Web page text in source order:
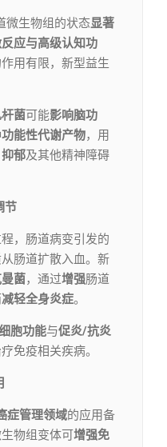
微生物组的状态显著
应与高级认知功
用有限，新型益生
菌可能影响脑功
功能性代谢产物，用
郁及其他精神障碍
节
，肠道病变引发的
肠道扩散入血。新
菌，通过增强肠道
减轻全身炎症。
胞功能与促炎/抗炎
免疫相关疾病。
症管理领域的应用备
物组变体可 增强免